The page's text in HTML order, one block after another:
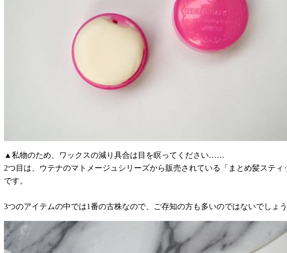
▲私物のため、ワックスの減り具合は目を瞑ってください……
2つ目は、ウテナのマトメージュシリーズから販売されている「まとめ髪ステ
です。
3つのアイテムの中では1番の古株なので、ご存知の方も多いのではないでしょ